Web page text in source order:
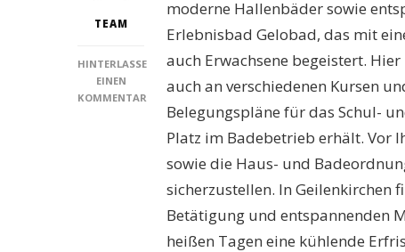
TEAM
HINTERLASSE
EINEN
KOMMENTAR
SCHWIMMBÄDER
GEILENKIRCHEN:
ENTDECKEN
moderne Hallenbäder sowie
Erlebnisbad Gelobad, das mit
auch Erwachsene begeistert.
auch an verschiedenen Kursen
Belegungspläne für das Schul-
Platz im Badebetrieb erhält. Vor
sowie die Haus- und
sicherzustellen. In Geilenkirchen
Betätigung und entspannenden
heißen Tagen eine kühlende